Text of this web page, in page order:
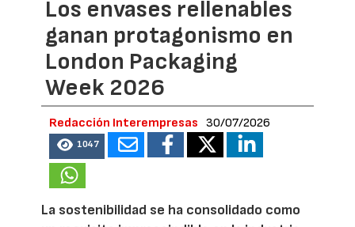
Los envases rellenables
ganan protagonismo en
London Packaging
Week 2026
Redacción Interempresas 30/07/2026
1047
La sostenibilidad se ha consolidado como